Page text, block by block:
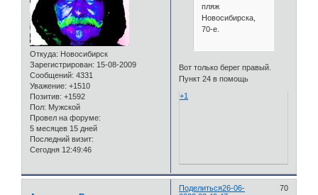
Откуда: Новосибирск
Зарегистрирован: 15-08-2009
Сообщений: 4331
Уважение: +1510
Позитив: +1592
Пол: Мужской
Провел на форуме:
5 месяцев 15 дней
Последний визит:
Сегодня 12:49:46
пляж
Новосибирска,
70-е.
Вот только берег правый.
Пункт 24 в помощь
+1
Поделиться 70
26-06-